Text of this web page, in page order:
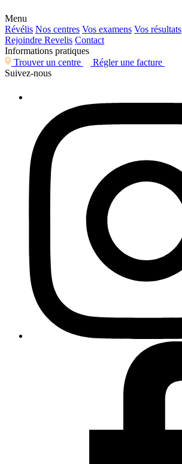
Menu
Révélis Nos centres Vos examens Vos résultats
Rejoindre Revelis Contact
Informations pratiques
Trouver un centre
Régler une facture
Suivez-nous